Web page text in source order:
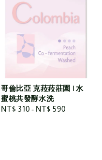
哥倫比亞 克菈菈莊園 | 水
蜜桃共發酵水洗
Regular
NT$ 310 - NT$ 590